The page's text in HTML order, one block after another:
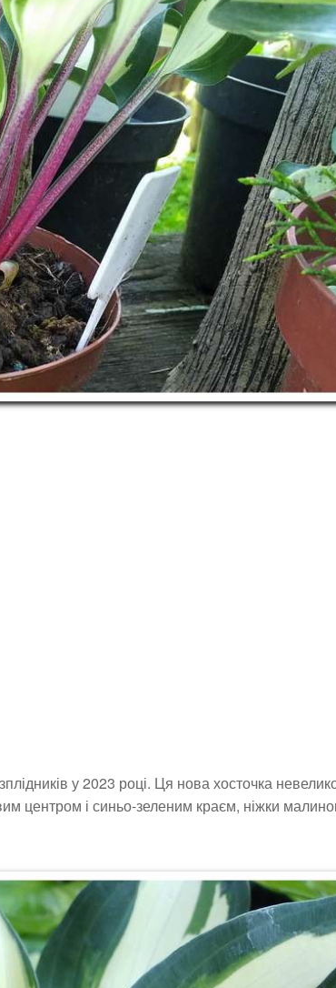
у 2023 році. Ця нова хосточка
центром і синьо-зеленим краєм, ніжки